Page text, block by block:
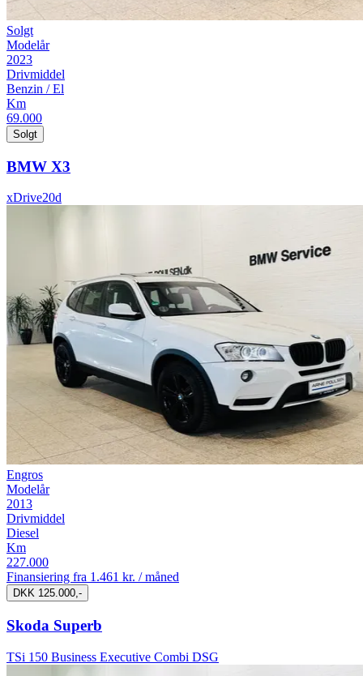
Solgt
Modelår
2023
Drivmiddel
Benzin / El
Km
69.000
Solgt
BMW X3
xDrive20d
Engros
Modelår
2013
Drivmiddel
Diesel
Km
227.000
Finansiering fra 1.461 kr. / måned
DKK 125.000,-
Skoda Superb
TSi 150 Business Executive Combi DSG